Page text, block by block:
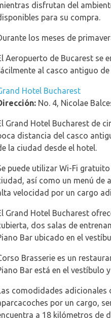
disfrutan del
para su compra.
los meses de
Aeropuerto de Bucarest se
al casco antiguo
Hotel Bucharest
No. 4, Nicolae
Grand Hotel Bucharest de
distancia del casco
la ciudad desde el hotel.
puede utilizar Wi-Fi
así como un menú de
velocidad por un cargo
Grand Hotel Bucharest
dos salas de
Bar ubicado en el
Brasserie es un
Bar está en el vestíbulo
comodidades adicionales
por un cargo,
a 18 kilómetros de